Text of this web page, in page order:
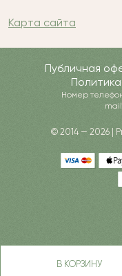
В КОРЗИНУ
Карта сайта
Публичная
Номер
© 2014 — 2026 |